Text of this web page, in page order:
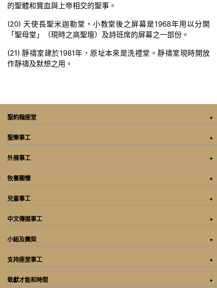
的聖體和寳血與上帝相交的聖事。
(20) 天使長聖米迦勒堂，小教堂後之屏幕是1968年用以分開
「聖母堂」（現時之高聖壇）及詩班席的屏幕之一部份。
(21) 靜禱室建於1981年，原址本來是洗禮堂。靜禱室現時開放
作靜禱及默想之用。
聖約翰座堂
聖樂事工
外展事工
牧養關懷
兒童事工
中文傳道事工
小組及團契
支持座堂事工
敬獻才能和時間